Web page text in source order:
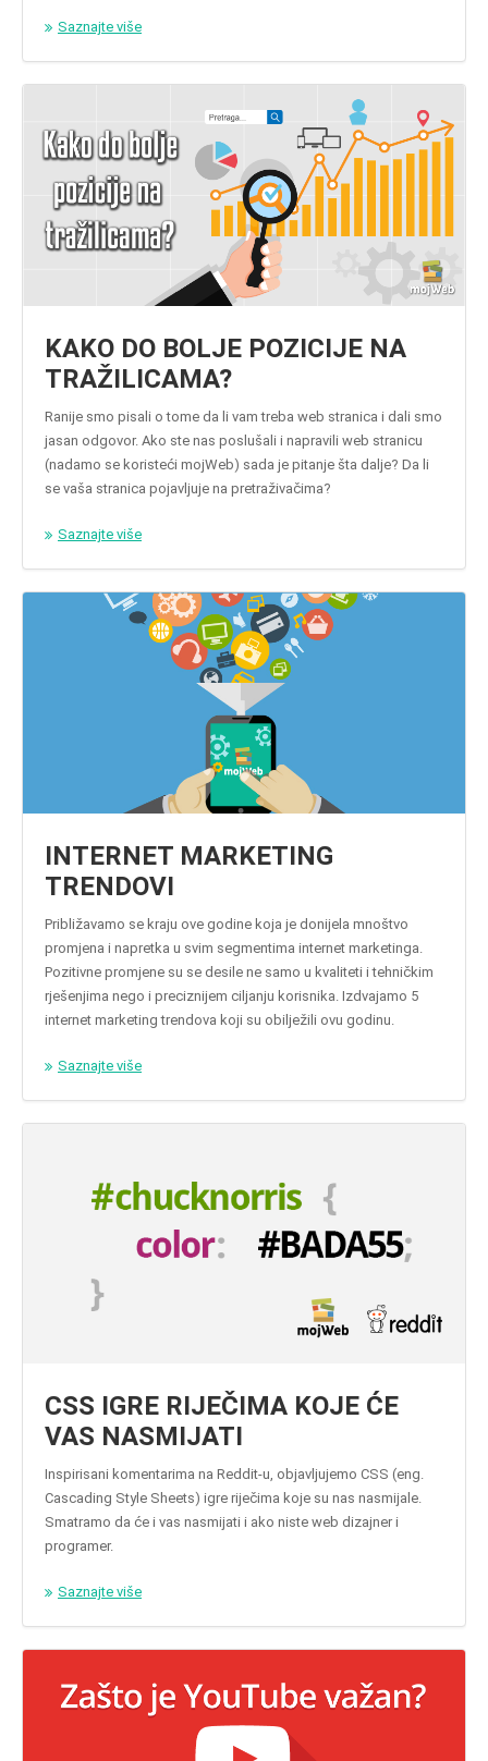
Saznajte više
KAKO DO BOLJE POZICIJE NA
TRAŽILICAMA?
Ranije smo pisali o tome da li vam treba web stranica i dali smo
jasan odgovor. Ako ste nas poslušali i napravili web stranicu
(nadamo se koristeći mojWeb) sada je pitanje šta dalje? Da li
se vaša stranica pojavljuje na pretraživačima?
Saznajte više
INTERNET MARKETING
TRENDOVI
Približavamo se kraju ove godine koja je donijela mnoštvo
promjena i napretka u svim segmentima internet marketinga.
Pozitivne promjene su se desile ne samo u kvaliteti i tehničkim
rješenjima nego i preciznijem ciljanju korisnika. Izdvajamo 5
internet marketing trendova koji su obilježili ovu godinu.
Saznajte više
CSS IGRE RIJEČIMA KOJE ĆE
VAS NASMIJATI
Inspirisani komentarima na Reddit-u, objavljujemo CSS (eng.
Cascading Style Sheets) igre riječima koje su nas nasmijale.
Smatramo da će i vas nasmijati i ako niste web dizajner i
programer.
Saznajte više